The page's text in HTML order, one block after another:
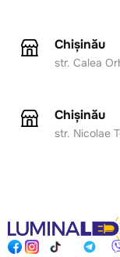
Chișinău
str. Calea
Chișinău
str. Nicolae